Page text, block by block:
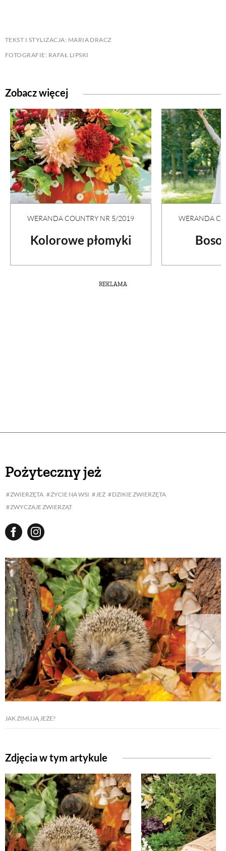
TEKST I STYLIZACJA: MARIA DRACZ
FOTOGRAFIE: RAFAŁ LIPSKI
Zobacz więcej
WERANDA COUNTRY NR 5/2019
Kolorowe płomyki
WERANDA
REKLAMA
Pożyteczny jeż
ZWIERZĘTA ŻYCIE NA WSI JEŻ
DZIKIE ZWIERZĘTA
ZWYCZAJE ZWIERZĄT
JAK ZIMUJĄ JEŻE?
Zdjęcia w tym artykule